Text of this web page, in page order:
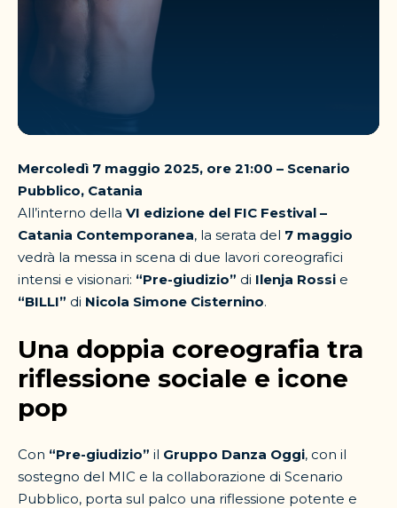
Mercoledì 7 maggio 2025, ore 21:00 – Scenario
Pubblico, Catania
All’interno della VI edizione del FIC Festival –
Catania Contemporanea, la serata del 7 maggio
vedrà la messa in scena di due lavori coreografici
intensi e visionari: “Pre-giudizio” di Ilenja Rossi e
“BILLI” di Nicola Simone Cisternino.
Una doppia coreografia tra
riflessione sociale e icone
pop
Con “Pre-giudizio” il Gruppo Danza Oggi, con il
sostegno del MIC e la collaborazione di Scenario
Pubblico, porta sul palco una riflessione potente e